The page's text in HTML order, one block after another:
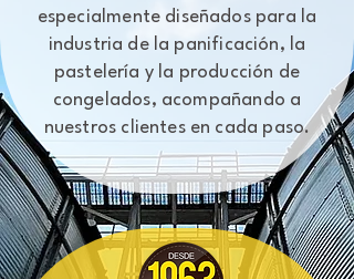
especialmente diseñados para la
industria de la panificación, la
pastelería y la producción de
congelados, acompañando a
nuestros clientes en cada paso.